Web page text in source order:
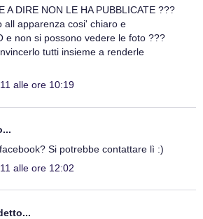
A DIRE NON LE HA PUBBLICATE ???
all apparenza cosi' chiaro e
e non si possono vedere le foto ???
tutti insieme a renderle
alle ore 10:19
Si potrebbe contattare lì :)
alle ore 12:02